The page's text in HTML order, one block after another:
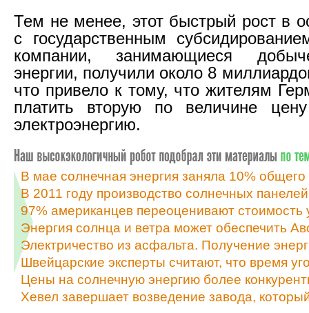
Тем не менее, этот быстрый рост в
с государственным
компании, занимающиеся
энергии, получили около 8
что привело к тому, что жителям
платить вторую по величине
электроэнергию.
В мае солнечная энергия заняла 10%
В 2011 году производство солнечных
97% американцев переоценивают стоимость
Энергия солнца и ветра может обеспечить
Электричество из асфальта. Получение
Швейцарские эксперты считают, что время
Цены на солнечную энергию более
Хевел завершает возведение завода,